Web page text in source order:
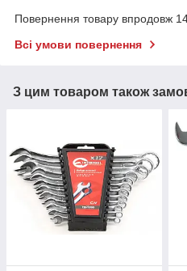
Повернення товару впродовж
Всі умови повернення
З цим товаром також